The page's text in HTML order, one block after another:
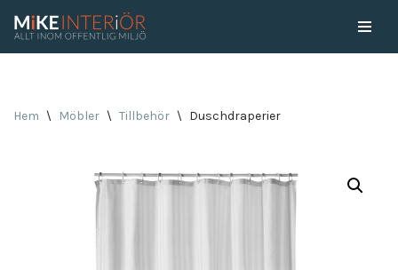
Hem \ Möbler \ Tillbehör \ Duschdraperier